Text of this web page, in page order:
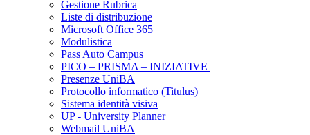
Gestione Rubrica
Liste di distribuzione
Microsoft Office 365
Modulistica
Pass Auto Campus
PICO – PRISMA – INIZIATIVE
Presenze UniBA
Protocollo informatico (Titulus)
Sistema identità visiva
UP - University Planner
Webmail UniBA